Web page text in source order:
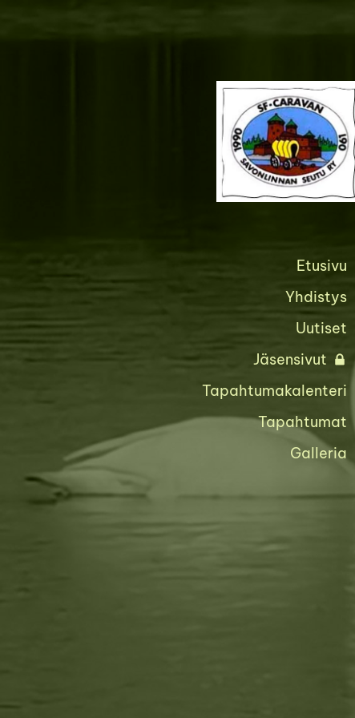
Etusivu
Yhdistys
Uutiset
Jäsensivut
Tapahtumakalenteri
Tapahtumat
Galleria